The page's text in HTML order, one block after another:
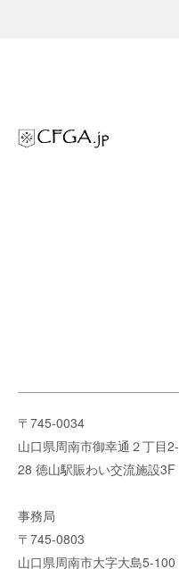
〒745-0034
山口県周南市御幸通２丁目2-
28 徳山駅賑わい交流施設3F
事務局
〒745-0803
山口県周南市大字大島5-100